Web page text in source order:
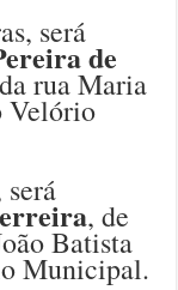
será
de
rua Maria
Velório
, de
Batista
Municipal.